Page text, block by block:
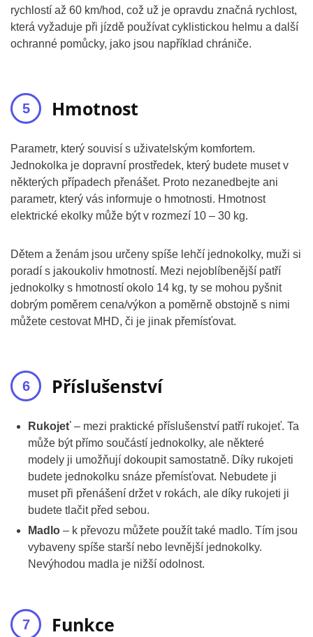
rychlostí až 60 km/hod, což už je opravdu značná rychlost,
která vyžaduje při jízdě používat cyklistickou helmu a další
ochranné pomůcky, jako jsou například chrániče.
Hmotnost
Parametr, který souvisí s uživatelským komfortem.
Jednokolka je dopravní prostředek, který budete muset v
některých případech přenášet. Proto nezanedbejte ani
parametr, který vás informuje o hmotnosti. Hmotnost
elektrické ekolky může být v rozmezí 10 – 30 kg.
Dětem a ženám jsou určeny spíše lehčí jednokolky, muži si
poradí s jakoukoliv hmotností. Mezi nejoblíbenější patří
jednokolky s hmotností okolo 14 kg, ty se mohou pyšnit
dobrým poměrem cena/výkon a poměrně obstojně s nimi
můžete cestovat MHD, či je jinak přemísťovat.
Příslušenství
Rukojeť – mezi praktické příslušenství patří rukojeť. Ta
může být přímo součástí jednokolky, ale některé
modely ji umožňují dokoupit samostatně. Díky rukojeti
budete jednokolku snáze přemísťovat. Nebudete ji
muset při přenášení držet v rokách, ale díky rukojeti ji
budete tlačit před sebou.
Madlo – k převozu můžete použít také madlo. Tím jsou
vybaveny spíše starší nebo levnější jednokolky.
Nevýhodou madla je nižší odolnost.
Funkce